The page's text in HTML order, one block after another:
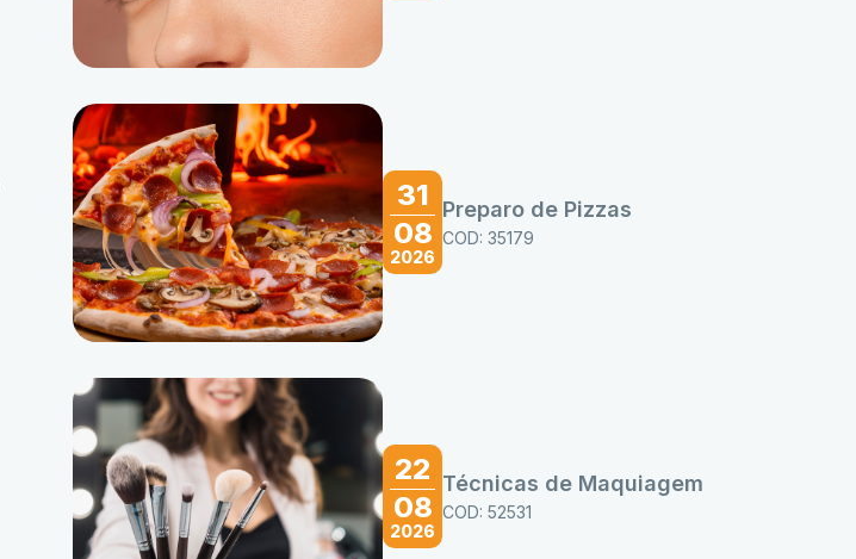
31
08
2026
Preparo de Pizzas
COD: 35179
22
08
2026
Técnicas de Maquiagem
COD: 52531